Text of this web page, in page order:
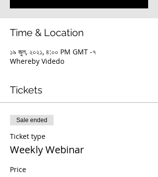
Time & Location
১৯ জুল, ২০২১, ৪:০০ PM GMT -৭
Whereby Videdo
Tickets
Sale ended
Ticket type
Weekly Webinar
Price